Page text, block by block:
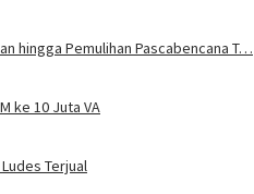
hingga Pemulihan Pascabencana T…
ke 10 Juta VA
Terjual